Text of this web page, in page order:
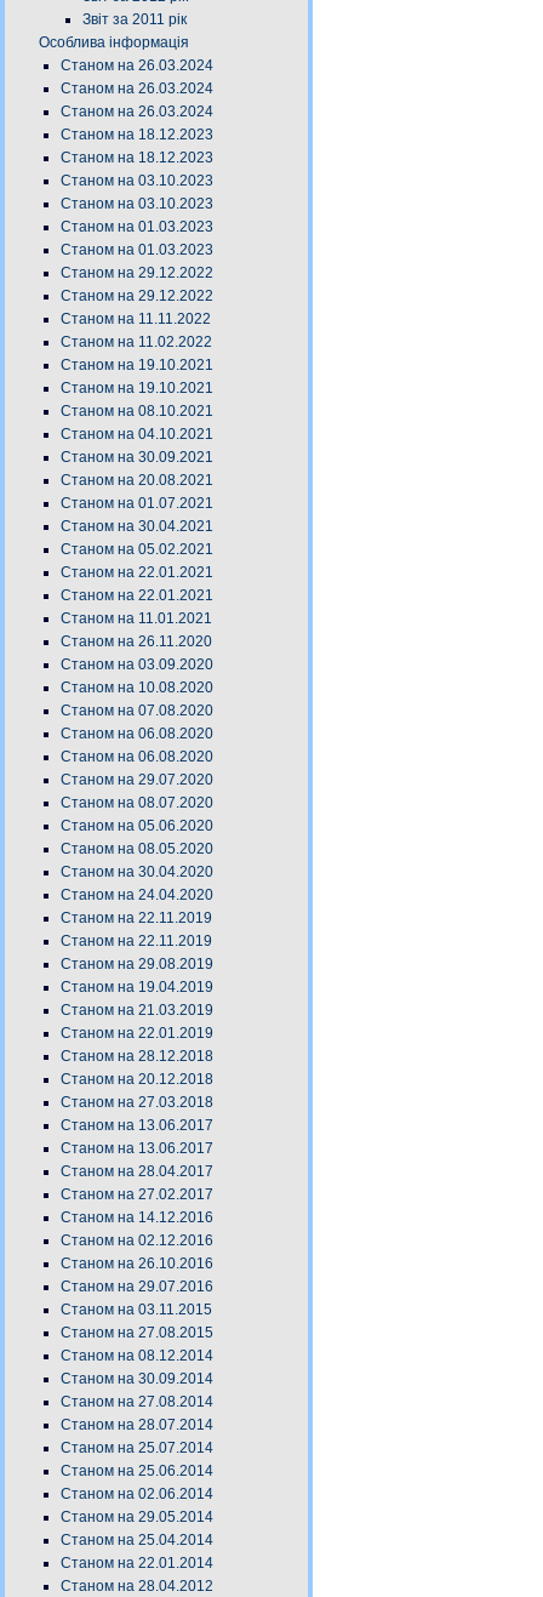
Звіт за 2011 рік
Особлива інформація
Станом на 26.03.2024
Станом на 26.03.2024
Станом на 26.03.2024
Станом на 18.12.2023
Станом на 18.12.2023
Станом на 03.10.2023
Станом на 03.10.2023
Станом на 01.03.2023
Станом на 01.03.2023
Станом на 29.12.2022
Станом на 29.12.2022
Станом на 11.11.2022
Станом на 11.02.2022
Станом на 19.10.2021
Станом на 19.10.2021
Станом на 08.10.2021
Станом на 04.10.2021
Станом на 30.09.2021
Станом на 20.08.2021
Станом на 01.07.2021
Станом на 30.04.2021
Станом на 05.02.2021
Станом на 22.01.2021
Станом на 22.01.2021
Станом на 11.01.2021
Станом на 26.11.2020
Станом на 03.09.2020
Станом на 10.08.2020
Станом на 07.08.2020
Станом на 06.08.2020
Станом на 06.08.2020
Станом на 29.07.2020
Станом на 08.07.2020
Станом на 05.06.2020
Станом на 08.05.2020
Станом на 30.04.2020
Станом на 24.04.2020
Станом на 22.11.2019
Станом на 22.11.2019
Станом на 29.08.2019
Станом на 19.04.2019
Станом на 21.03.2019
Станом на 22.01.2019
Станом на 28.12.2018
Станом на 20.12.2018
Станом на 27.03.2018
Станом на 13.06.2017
Станом на 13.06.2017
Станом на 28.04.2017
Станом на 27.02.2017
Станом на 14.12.2016
Станом на 02.12.2016
Станом на 26.10.2016
Станом на 29.07.2016
Станом на 03.11.2015
Станом на 27.08.2015
Станом на 08.12.2014
Станом на 30.09.2014
Станом на 27.08.2014
Станом на 28.07.2014
Станом на 25.07.2014
Станом на 25.06.2014
Станом на 02.06.2014
Станом на 29.05.2014
Станом на 25.04.2014
Станом на 22.01.2014
Станом на 28.04.2012